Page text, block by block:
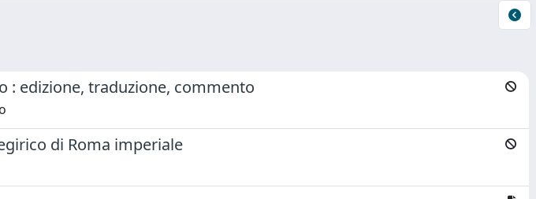
edizione, traduzione, commento
di Roma imperiale